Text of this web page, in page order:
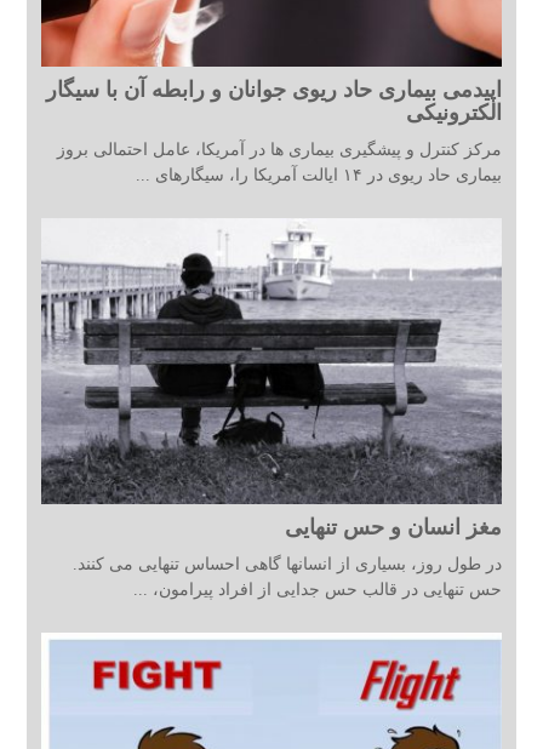
اپیدمی بیماری حاد ریوی جوانان و رابطه آن با سیگار
الکترونیکی
مرکز کنترل و پیشگیری بیماری ها در آمریکا، عامل احتمالی بروز
بیماری حاد ریوی در ۱۴ ایالت آمریکا را، سیگارهای ...
مغز انسان و حس تنهایی
در طول روز، بسیاری از انسانها گاهی احساس تنهایی می کنند.
حس تنهایی در قالب حس جدایی از افراد پیرامون، ...